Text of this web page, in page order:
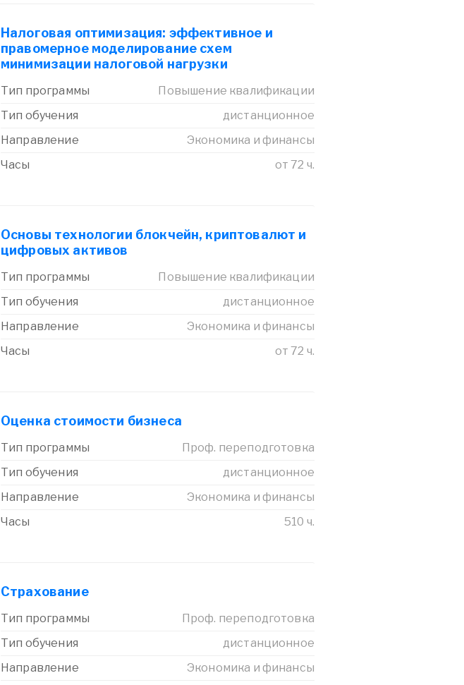
Налоговая оптимизация: эффективное и
правомерное моделирование схем
минимизации налоговой нагрузки
Тип программы
Повышение квалификации
Тип обучения
дистанционное
Направление
Экономика и финансы
Часы
от 72 ч.
Основы технологии блокчейн, криптовалют и
цифровых активов
Тип программы
Повышение квалификации
Тип обучения
дистанционное
Направление
Экономика и финансы
Часы
от 72 ч.
Оценка стоимости бизнеса
Тип программы
Проф. переподготовка
Тип обучения
дистанционное
Направление
Экономика и финансы
Часы
510 ч.
Страхование
Тип программы
Проф. переподготовка
Тип обучения
дистанционное
Направление
Экономика и финансы